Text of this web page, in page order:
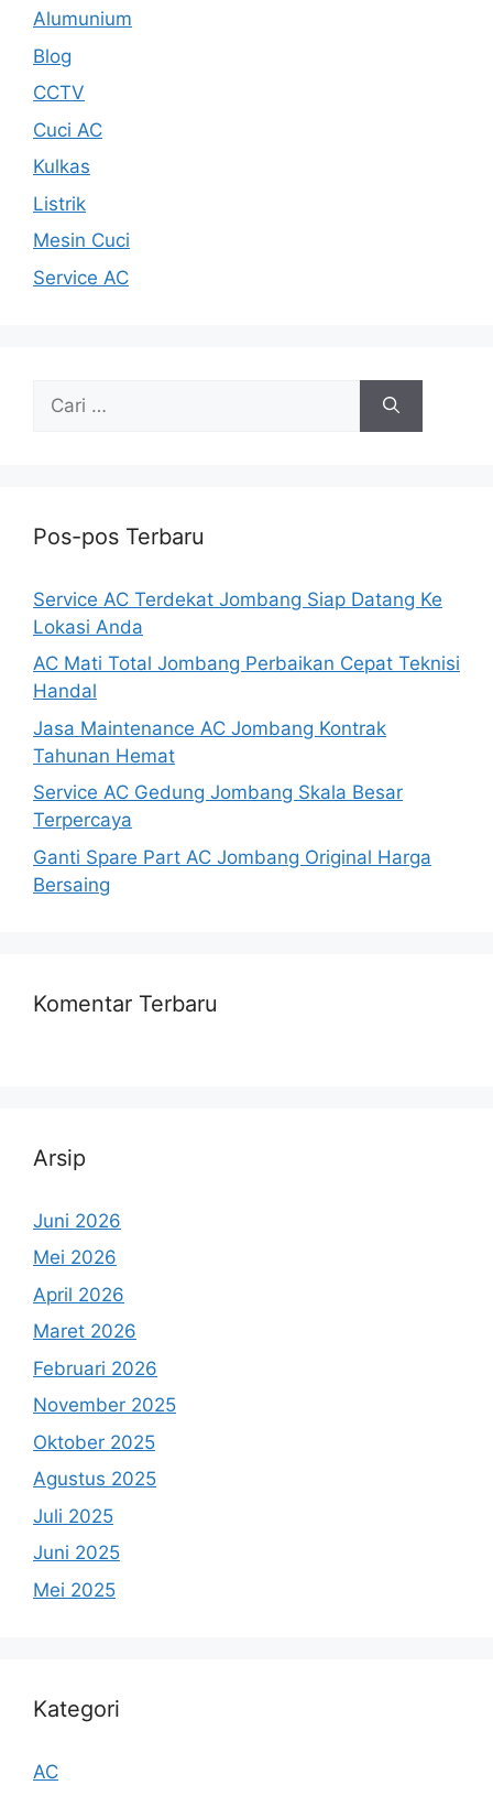
Alumunium
Blog
CCTV
Cuci AC
Kulkas
Listrik
Mesin Cuci
Service AC
untuk:
Pos-pos Terbaru
Service AC Terdekat Jombang Siap Datang Ke
Lokasi Anda
AC Mati Total Jombang Perbaikan Cepat Teknisi
Handal
Jasa Maintenance AC Jombang Kontrak
Tahunan Hemat
Service AC Gedung Jombang Skala Besar
Terpercaya
Ganti Spare Part AC Jombang Original Harga
Bersaing
Komentar Terbaru
Arsip
Juni 2026
Mei 2026
April 2026
Maret 2026
Februari 2026
November 2025
Oktober 2025
Agustus 2025
Juli 2025
Juni 2025
Mei 2025
Kategori
AC